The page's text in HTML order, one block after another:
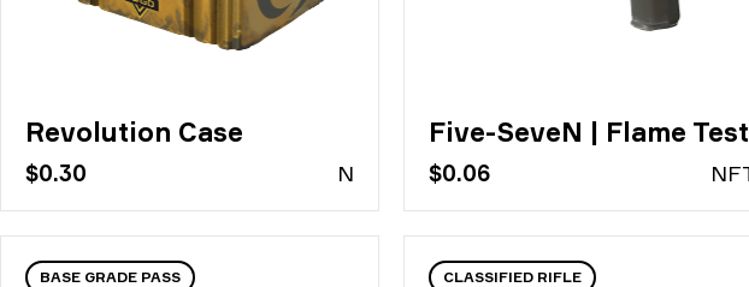
Revolution Case
$0.30 N
Five-SeveN | Flame Test
$0.06 N
BASE GRADE PASS CLASSIFIED RIFLE